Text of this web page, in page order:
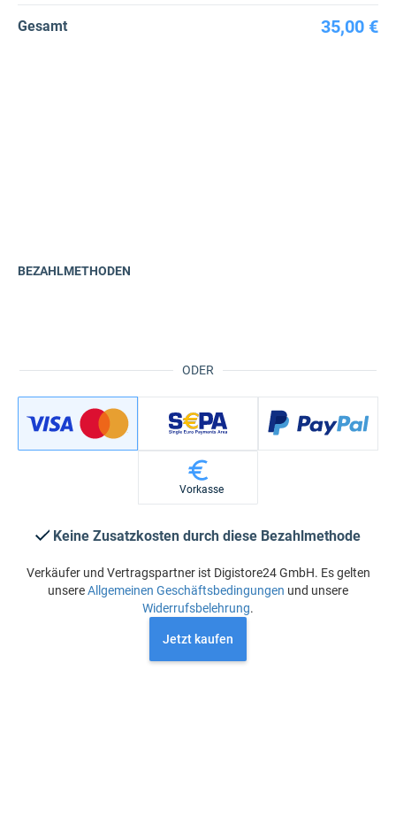
Gesamt 35,00 €
ODER
BEZAHLMETHODEN
Vorkasse
Keine Zusatzkosten durch diese Bezahlmethode
Verkäufer und Vertragspartner ist Digistore24 GmbH. Es gelten
unsereAllgemeinen Geschäftsbedingungen und unsere
Widerrufsbelehrung.
Jetzt kaufen